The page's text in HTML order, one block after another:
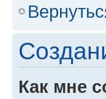
Как мне